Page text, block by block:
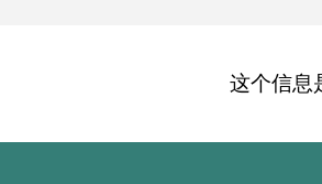
这个信息